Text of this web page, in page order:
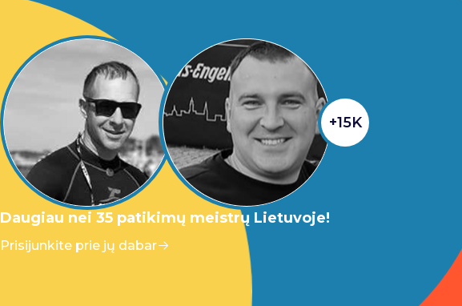
+15K
Daugiau nei 35 patikimų meistrų Lietuvoje!
Prisijunkite prie jų dabar